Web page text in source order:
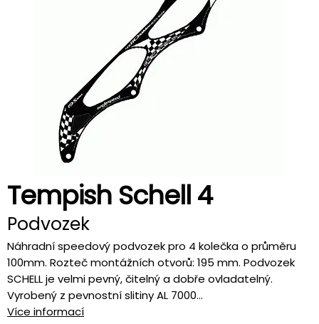
Tempish Schell 4
Podvozek
Náhradní speedový podvozek pro 4 kolečka o průměru
100mm. Rozteč montážních otvorů: 195 mm. Podvozek
SCHELL je velmi pevný, čitelný a dobře ovladatelný.
Vyrobený z pevnostní slitiny AL 7000...
Více informací